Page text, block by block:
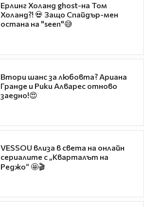
Ерлинг Холанд ghost-на Том
Холанд?! 💀 Защо Спайдър-мен
остана на "seen"😅
Втори шанс за любовта? Ариана
Гранде и Рики Алварес отново
заедно!😍
VESSOU влиза в света на онлайн
сериалите с „Кварталът на
Реджо“ 🤩🎬